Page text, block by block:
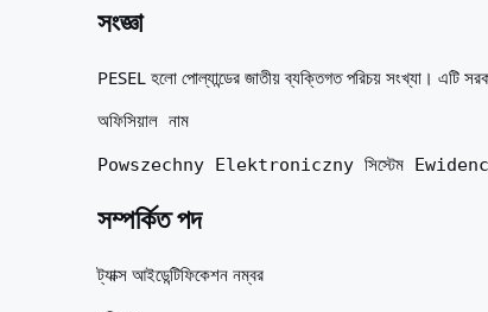
দেশ তুলনা
সংজ্ঞা
PESEL হলো পোল্যান্ডের জাতীয় ব্যক্তিগত পরিচয় সংখ্যা। এটি
অফিসিয়াল নাম
Powszechny Elektroniczny সিস্টেম
সম্পর্কিত পদ
ট্যাক্স আইডেন্টিফিকেশন নম্বর